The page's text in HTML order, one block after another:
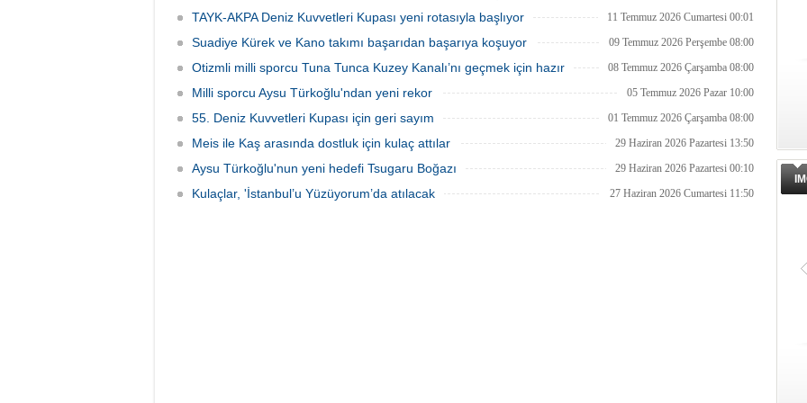
TAYK-AKPA Deniz Kuvvetleri Kupası yeni rotasıyla başlıyor 11 Temmuz 2026 Cumartesi 00:01
Suadiye Kürek ve Kano takımı başarıdan başarıya koşuyor 09 Temmuz 2026 Perşembe 08:00
Otizmli milli sporcu Tuna Tunca Kuzey Kanalı’nı geçmek için hazır 08 Temmuz 2026 Çarşamba 08:00
Milli sporcu Aysu Türkoğlu'ndan yeni rekor 05 Temmuz 2026 Pazar 10:00
55. Deniz Kuvvetleri Kupası için geri sayım 01 Temmuz 2026 Çarşamba 08:00
Meis ile Kaş arasında dostluk için kulaç attılar 29 Haziran 2026 Pazartesi 13:50
Aysu Türkoğlu'nun yeni hedefi Tsugaru Boğazı 29 Haziran 2026 Pazartesi 00:10
Kulaçlar, 'İstanbul’u Yüzüyorum’da atılacak 27 Haziran 2026 Cumartesi 11:50